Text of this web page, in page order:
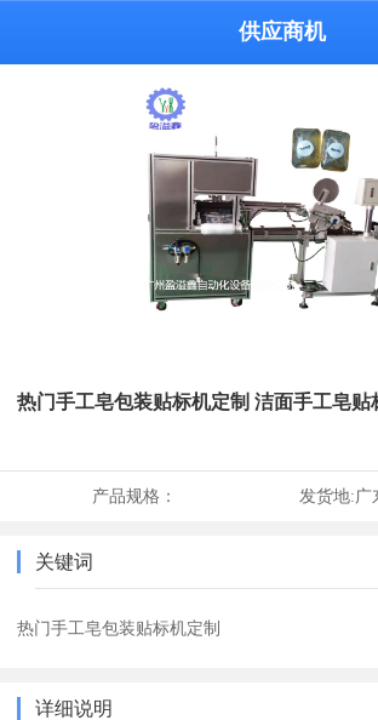
供应商机
热门手工皂包装贴标机定制 洁面手工皂贴
产品规格： 发货地:广
关键词
热门手工皂包装贴标机定制
详细说明